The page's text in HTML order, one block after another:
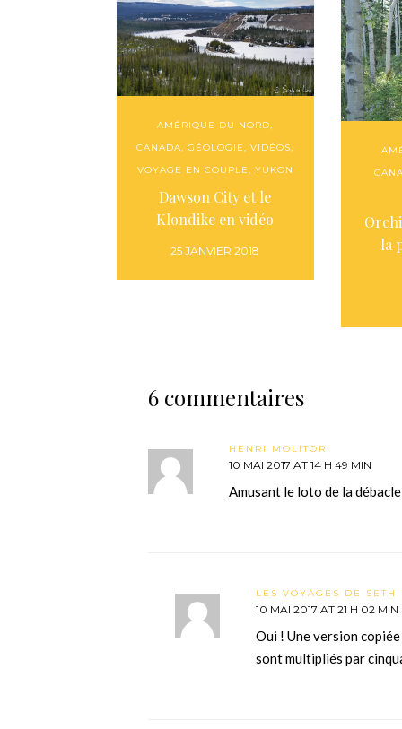
AMÉRIQUE DU NORD,
CANADA,GÉOLOGIE,VIDÉOS,
VOYAGE EN COUPLE, YUKON
Dawson City et le
Klondike en vidéo
25 JANVIER 2018
la
6 commentaires
HENRI MOLITOR
10 MAI 2017 AT 14 H 49 MIN
Amusant le loto de la débacle
LES VOYAGES DE SETH
10 MAI 2017 AT 21 H 02 MIN
Oui ! Une version
sont multipliés par